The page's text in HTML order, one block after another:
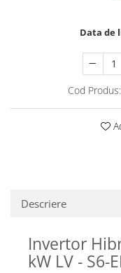
Data de
Cod Produs:
Descriere
Invertor
kW LV - S6-